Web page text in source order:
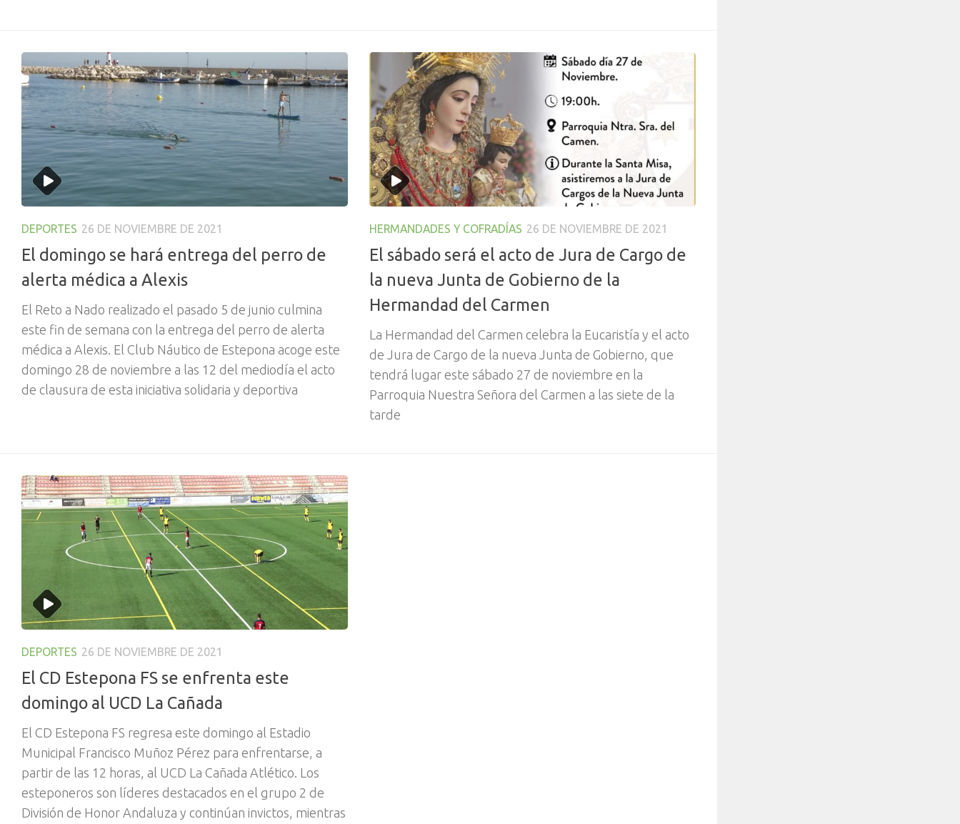
DEPORTES 26 DE NOVIEMBRE DE 2021
El domingo se hará entrega del perro de
alerta médica a Alexis
El Reto a Nado realizado el pasado 5 de junio culmina
este fin de semana con la entrega del perro de alerta
médica a Alexis. El Club Náutico de Estepona acoge este
domingo 28 de noviembre a las 12 del mediodía el acto
de clausura de esta iniciativa solidaria y deportiva
HERMANDADES Y COFRADÍAS 26 DE NOVIEMBRE DE 2021
El sábado será el acto de Jura de Cargo de
la nueva Junta de Gobierno de la
Hermandad del Carmen
La Hermandad del Carmen celebra la Eucaristía y el acto
de Jura de Cargo de la nueva Junta de Gobierno, que
tendrá lugar este sábado 27 de noviembre en la
Parroquia Nuestra Señora del Carmen a las siete de la
tarde
DEPORTES 26 DE NOVIEMBRE DE 2021
El CD Estepona FS se enfrenta este
domingo al UCD La Cañada
El CD Estepona FS regresa este domingo al Estadio
Municipal Francisco Muñoz Pérez para enfrentarse, a
partir de las 12 horas, al UCD La Cañada Atlético. Los
esteponeros son líderes destacados en el grupo 2 de
División de Honor Andaluza y continúan invictos, mientras